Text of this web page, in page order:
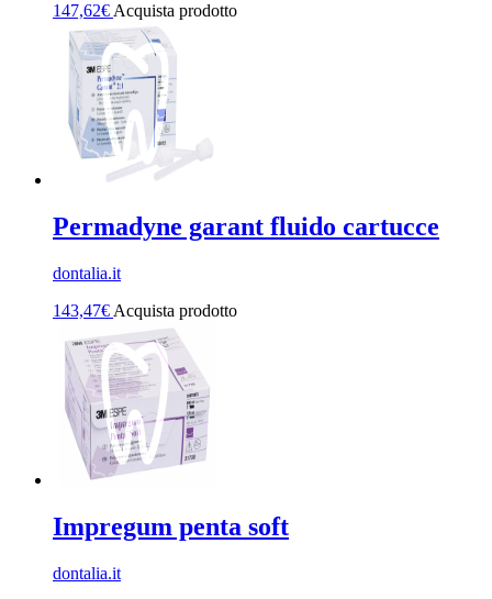
147,62€ Acquista prodotto
Permadyne garant fluido cartucce
dontalia.it
143,47€ Acquista prodotto
Impregum penta soft
dontalia.it